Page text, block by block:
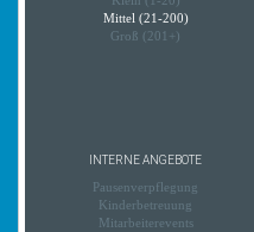
Mittel (21-200)
Groß (201+)
INTERNE ANGEBOTE
Pausenverpflegung
Kinderbetreuung
Mitarbeiterevents